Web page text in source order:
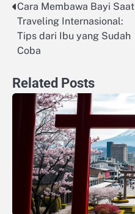
Navigasi
pos
Cara Membawa Bayi Saat
Traveling Internasional:
Tips dari Ibu yang Sudah
Coba
Related Posts